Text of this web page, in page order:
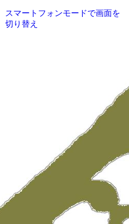
スマートフォンモードで画面を
切り替え